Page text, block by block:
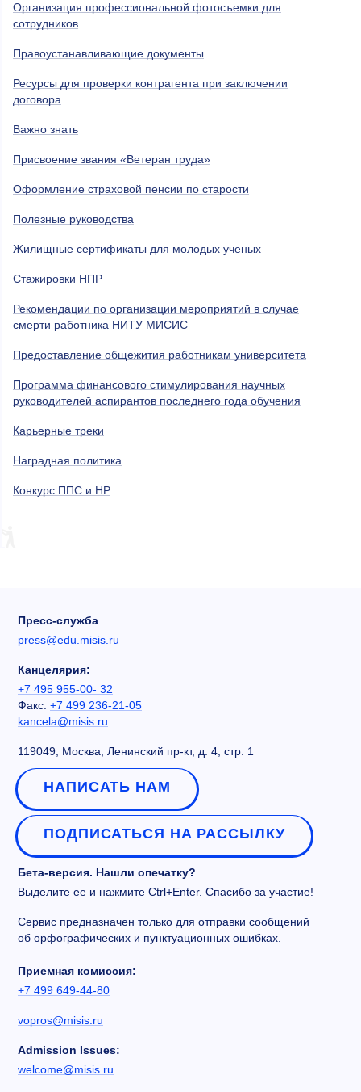
Организация профессиональной фотосъемки для
сотрудников
Правоустанавливающие документы
Ресурсы для проверки контрагента при заключении
договора
Важно знать
Присвоение звания «Ветеран труда»
Оформление страховой пенсии по старости
Полезные руководства
Жилищные сертификаты для молодых ученых
Стажировки НПР
Рекомендации по организации мероприятий в случае
смерти работника НИТУ МИСИС
Предоставление общежития работникам университета
Программа финансового стимулирования научных
руководителей аспирантов последнего года обучения
Карьерные треки
Наградная политика
Конкурс ППС и НР
Пресс-служба
press@edu.misis.ru
Канцелярия:
+7 495 955-00- 32
Факс: +7 499 236-21-05
kancela@misis.ru
119049, Москва, Ленинский пр-кт, д. 4, стр. 1
НАПИСАТЬ НАМ
ПОДПИСАТЬСЯ НА РАССЫЛКУ
Бета-версия. Нашли опечатку?
Выделите ее и нажмите Ctrl+Enter. Спасибо за участие!
Сервис предназначен только для отправки сообщений
об орфографических и пунктуационных ошибках.
Приемная комиссия:
+7 499 649-44-80
vopros@misis.ru
Admission Issues:
welcome@misis.ru